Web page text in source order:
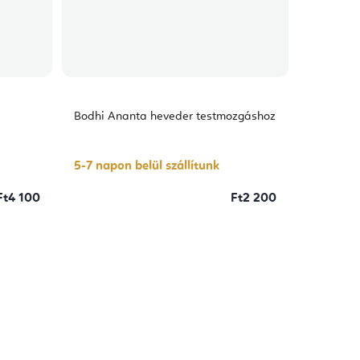
100
Bodhi Ananta heveder testmozgáshoz
5-7 napon belül szállítunk
Ft2 200